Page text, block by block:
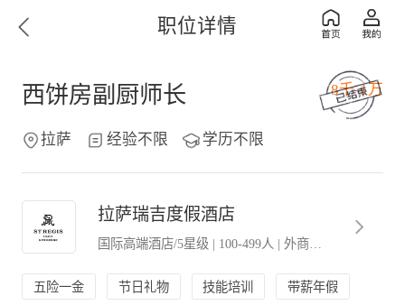
职位详情
西饼房副厨师长 8千-1万
拉萨 经验不限 学历不限
拉萨瑞吉度假酒店
国际高端酒店/5星级 | 100-499人 | 外商独资．外企办事处
五险一金 节日礼物 技能培训 带薪年假